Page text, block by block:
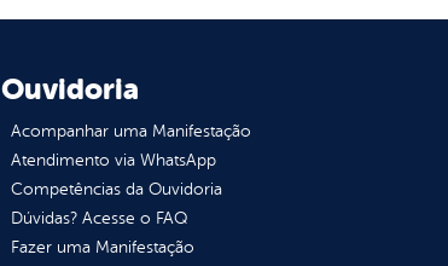
Ouvidoria
Acompanhar uma Manifestação
Atendimento via WhatsApp
Competências da Ouvidoria
Dúvidas? Acesse o FAQ
Fazer uma Manifestação